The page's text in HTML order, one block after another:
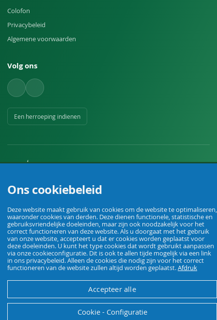
Colofon
Privacybeleid
Algemene voorwaarden
Volg ons
Een herroeping indienen
Uw vakhandel voor landbouw, veehouderij, huis, erf en tuin.
© Agrarking. Alle rechten voorbehouden.
Algemene voorwaardenPrivacybeleidHerroepingsrechtColofon
Ons cookiebeleid
Deze website maakt gebruik van cookies om de website te optimaliseren,
waaronder cookies van derden. Deze dienen functionele, statistische en
gebruiksvriendelijke doeleinden, maar zijn ook noodzakelijk voor het
correct functioneren van deze website. Als u doorgaat met het gebruik
van onze website, accepteert u dat er cookies worden geplaatst voor
deze doeleinden. U kunt het type cookies dat wordt gebruikt aanpassen
via onze cookieconfiguratie. Dit is ook te allen tijde mogelijk via een link
in ons privacybeleid. Alleen de cookies die nodig zijn voor het correct
functioneren van de website zullen altijd worden geplaatst.Afdruk
Accepteer alle
Cookie - Configuratie